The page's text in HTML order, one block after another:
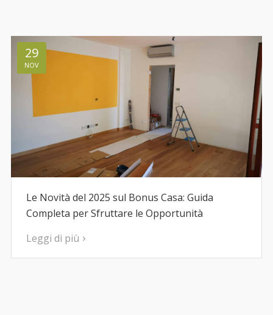
29
NOV
Le Novità del 2025 sul Bonus Casa: Guida
Completa per Sfruttare le Opportunità
Leggi di più